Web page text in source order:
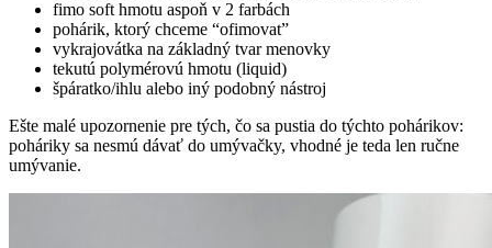
fimo soft hmotu aspoň v 2 farbách
pohárik, ktorý chceme “ofimovat”
vykrajovátka na základný tvar menovky
tekutú polymérovú hmotu (liquid)
špáratko/ihlu alebo iný podobný nástroj
Ešte malé upozornenie pre tých, čo sa pustia do týchto pohárikov:
poháriky sa nesmú dávať do umývačky, vhodné je teda len ručne
umývanie.